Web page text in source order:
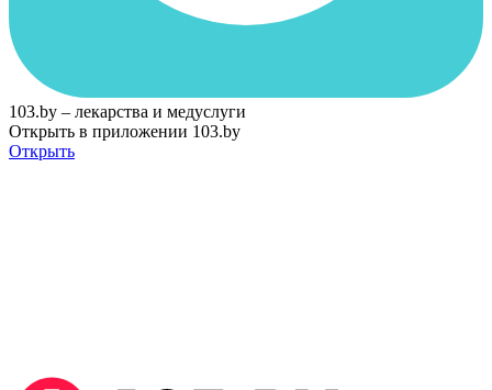
103.by – лекарства и медуслуги
Открыть в приложении 103.by
Открыть